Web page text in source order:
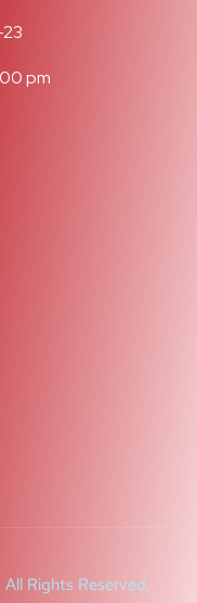
pm
Rights Reserved.